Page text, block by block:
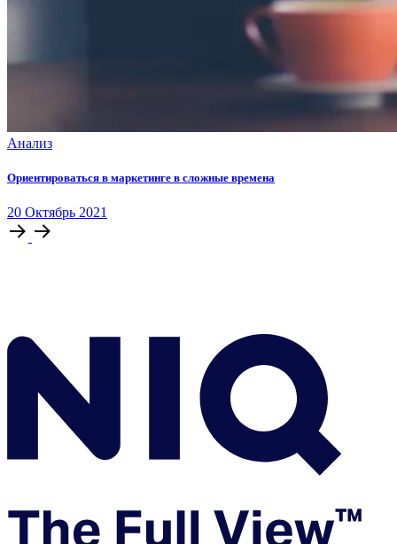
Анализ
Ориентироваться в маркетинге в сложные времена
20 Октябрь 2021